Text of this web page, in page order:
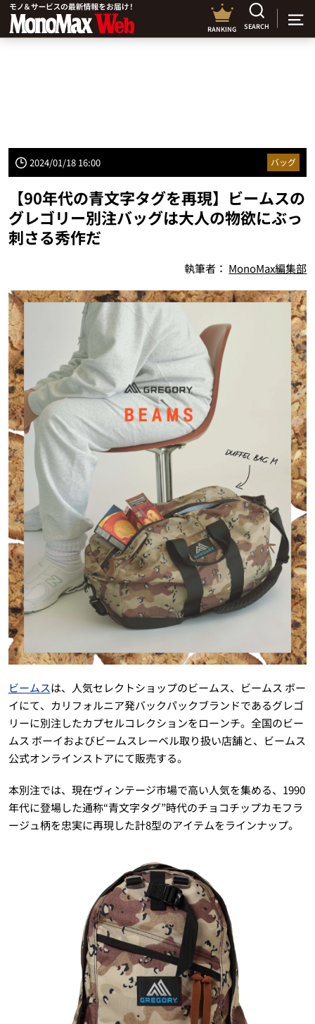
RANKING SEARCH
2024/01/18 16:00 バッグ
【90年代の青文字タグを再現】ビームスの
グレゴリー別注バッグは大人の物欲にぶっ
刺さる秀作だ
執筆者： MonoMax編集部
ビームスは、人気セレクトショップのビームス、ビームス ボー
イにて、カリフォルニア発バックパックブランドであるグレゴ
リーに別注したカプセルコレクションをローンチ。全国のビー
ムス ボーイおよびビームスレーベル取り扱い店舗と、ビームス
公式オンラインストアにて販売する。
本別注では、現在ヴィンテージ市場で高い人気を集める、1990
年代に登場した通称“青文字タグ”時代のチョコチップカモフラ
ージュ柄を忠実に再現した計8型のアイテムをラインナップ。